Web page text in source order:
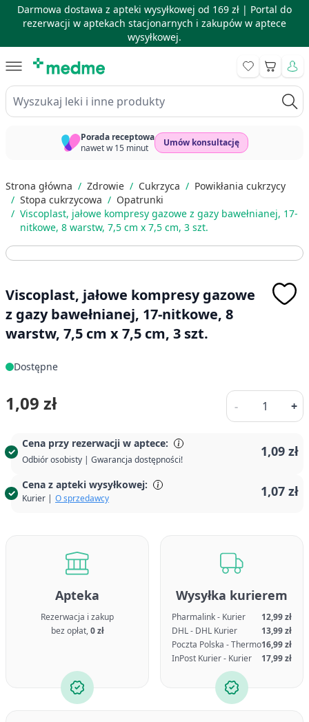
Darmowa dostawa z apteki wysyłkowej od 169 zł | Portal do
rezerwacji w aptekach stacjonarnych i zakupów w aptece
wysyłkowej.
Wyszukaj leki i inne produkty
Koszyk
Porada receptowa
nawet w 15 minut
Umów konsultację
Strona główna / Zdrowie / Cukrzyca / Powikłania cukrzycy
/ Stopa cukrzycowa / Opatrunki
/ Viscoplast, jałowe kompresy gazowe z gazy bawełnianej, 17-
nitkowe, 8 warstw, 7,5 cm x 7,5 cm, 3 szt.
Viscoplast, jałowe kompresy gazowe
z gazy bawełnianej, 17-nitkowe, 8
warstw, 7,5 cm x 7,5 cm, 3 szt.
Dostępne
Cena przy rezerwacji w aptece:
Odbiór osobisty | Gwarancja dostępności!
1,09 zł
Cena z apteki wysyłkowej:
Kurier | O sprzedawcy 1,07 zł
1,09 zł -
Ilość
+
Apteka
Rezerwacja i zakup
bez opłat,0 zł
Wysyłka kurierem
Pharmalink - Kurier
12,99 zł
DHL - DHL Kurier
13,99 zł
Poczta Polska - Thermo16,99 zł
InPost Kurier - Kurier
17,99 zł